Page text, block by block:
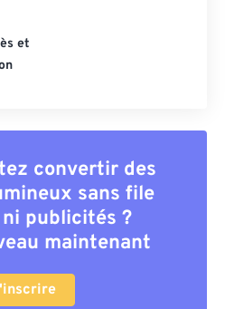
et
convertir des
sans file
publicités ?
maintenant